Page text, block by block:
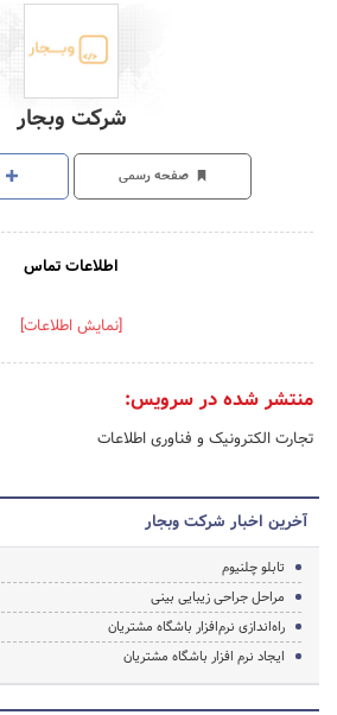
شرکت وبجار
صفحه رسمی
اطلاعات تماس
[نمایش اطلاعات]
منتشر شده در سرویس:
تجارت الکترونیک و فناوری اطلاعات
آخرین اخبار شرکت وبجار
تابلو چلنیوم
مراحل جراحی زیبایی بینی
راه‌اندازی نرم‌افزار باشگاه مشتریان
ایجاد نرم افزار باشگاه مشتریان